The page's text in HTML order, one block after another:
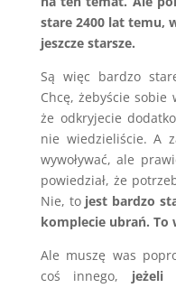
stare 2400 lat temu,
jeszcze starsze.
Są więc bardzo
Chcę, żebyście sobie
że odkryjecie
nie wiedzieliście. A
wywoływać, ale
powiedział, że
Nie, to jest bardzo
komplecie ubrań. To
Ale muszę was
coś innego, jeżeli